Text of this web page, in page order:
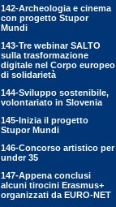
142-Archeologia e cinema
con progetto Stupor
Mundi
143-Tre webinar SALTO
sulla trasformazione
digitale nel Corpo europeo
di solidarietà
144-Sviluppo sostenibile,
volontariato in Slovenia
145-Inizia il progetto
Stupor Mundi
146-Concorso artistico per
under 35
147-Appena conclusi
alcuni tirocini Erasmus+
organizzati da EURO-NET